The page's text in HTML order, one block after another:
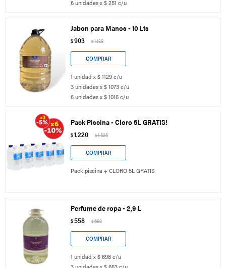
6 unidades x $ 251 c/u
Jabon para Manos - 10 Lts
$903 $1.129
1 unidad x $ 1129 c/u
3 unidades x $ 1073 c/u
6 unidades x $ 1016 c/u
Pack Piscina - Cloro 5L GRATIS!
$1.220 $1.525
Pack piscina + CLORO 5L GRATIS
Perfume de ropa - 2,9 L
$558 $698
1 unidad x $ 698 c/u